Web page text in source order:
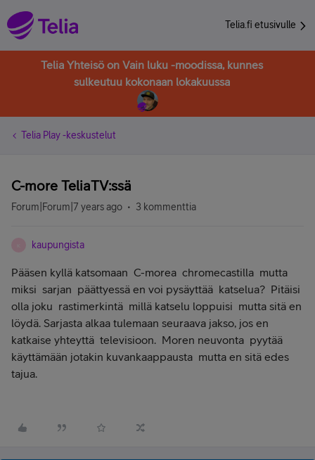
Telia.fi etusivulle
Telia Yhteisö on Vain luku -moodissa, kunnes
sulkeutuu kokonaan lokakuussa
Telia Play -keskustelut
C-more TeliaTV:ssä
Forum|Forum|7 years ago 3 kommenttia
kaupungista
Pääsen kyllä katsomaan C-morea chromecastilla mutta
miksi sarjan päättyessä en voi pysäyttää katselua? Pitäisi
olla joku rastimerkintä millä katselu loppuisi mutta sitä en
löydä. Sarjasta alkaa tulemaan seuraava jakso, jos en
katkaise yhteyttä televisioon. Moren neuvonta pyytää
käyttämään jotakin kuvankaappausta mutta en sitä edes
tajua.